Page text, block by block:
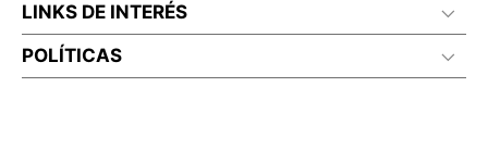
LINKS DE INTERÉS
POLÍTICAS